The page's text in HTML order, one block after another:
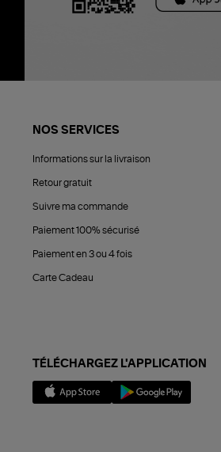
NOS SERVICES
Informations sur la livraison
Retour gratuit
Suivre ma commande
Paiement 100% sécurisé
Paiement en 3 ou 4 fois
Carte Cadeau
TÉLÉCHARGEZ L'APPLICATION